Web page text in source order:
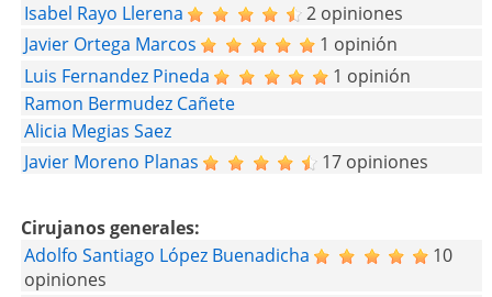
Isabel Rayo Llerena
2 opiniones
Javier Ortega Marcos
1 opinión
Luis Fernandez Pineda
1 opinión
Ramon Bermudez Cañete
Alicia Megias Saez
Javier Moreno Planas
17 opiniones
Cirujanos generales:
Adolfo Santiago López Buenadicha
10
opiniones